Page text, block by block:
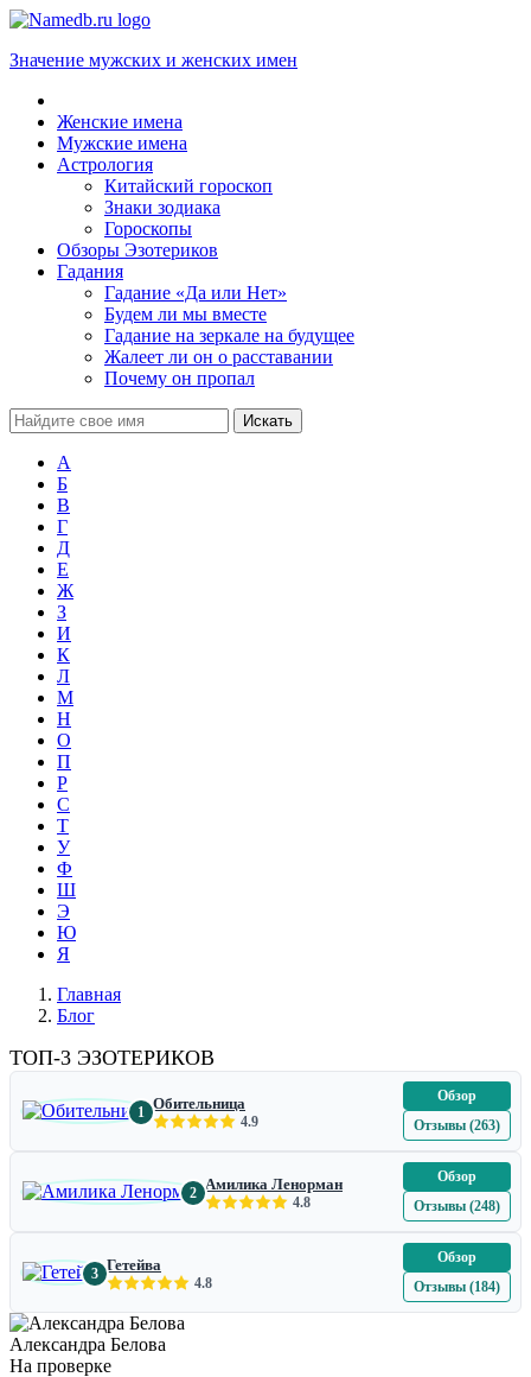
Значение мужских и женских имен
Женские имена
Мужские имена
Астрология
Китайский гороскоп
Знаки зодиака
Гороскопы
Обзоры Эзотериков
Гадания
Гадание «Да или Нет»
Будем ли мы вместе
Гадание на зеркале на будущее
Жалеет ли он о расставании
Почему он пропал
А
Б
В
Г
Д
Е
Ж
З
И
К
Л
М
Н
О
П
Р
С
Т
У
Ф
Ш
Э
Ю
Я
Главная
Блог
ТОП-3 ЭЗОТЕРИКОВ
1 Обительница
4.9
Обзор
Отзывы (263)
2 Амилика Ленорман
4.8
Обзор
Отзывы (248)
3 Гетейва
4.8
Обзор
Отзывы (184)
Александра Белова
На проверке